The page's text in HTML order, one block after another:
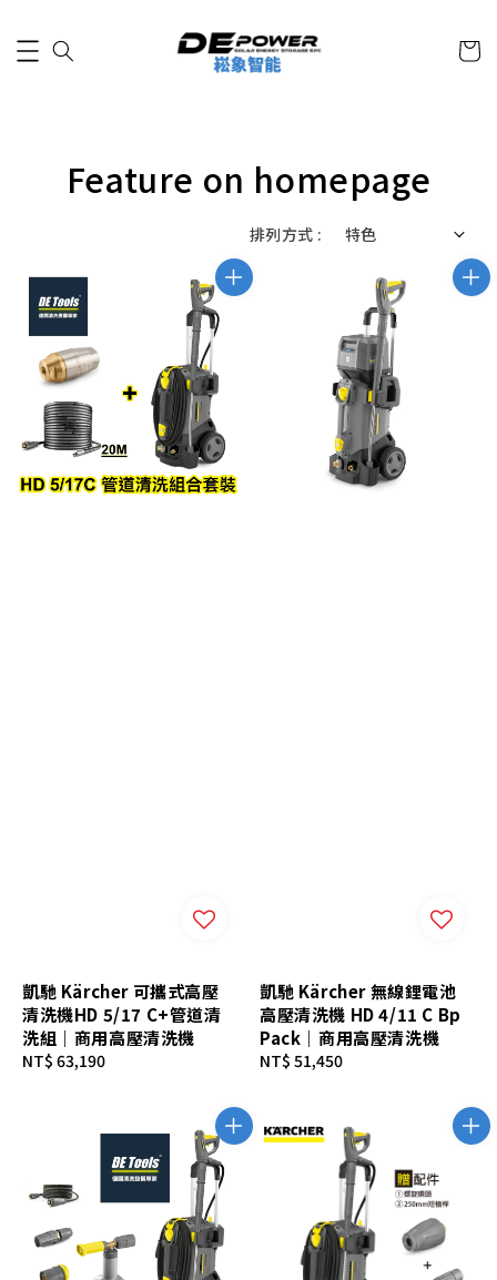
Feature on homepage
排列方式 :
凱馳 Kärcher 可攜式高壓
清洗機HD 5/17 C+管道清
洗組｜商用高壓清洗機
Regular
NT$ 63,190
凱馳 Kärcher 無線鋰電池
高壓清洗機 HD 4/11 C Bp
Pack｜商用高壓清洗機
Regular
NT$ 51,450